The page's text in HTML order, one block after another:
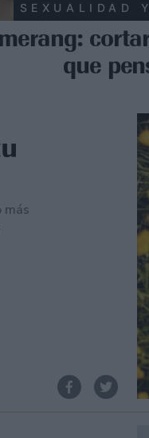
SEXUALIDAD
que
más